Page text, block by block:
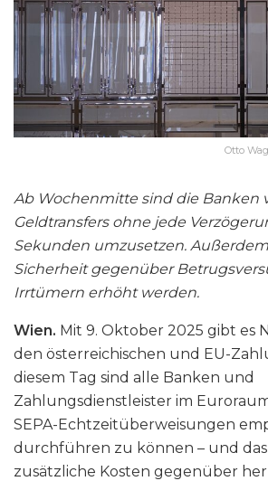
Otto
Ab Wochenmitte sind die Banken
Geldtransfers ohne jede
Sekunden umzusetzen.
Sicherheit gegenüber
Irrtümern erhöht werden.
Wien. Mit 9. Oktober 2025 gibt es
den österreichischen und EU-
diesem Tag sind alle Banken und
Zahlungsdienstleister im
SEPA-Echtzeitüberweisungen
durchführen zu können – und
zusätzliche Kosten gegenüber